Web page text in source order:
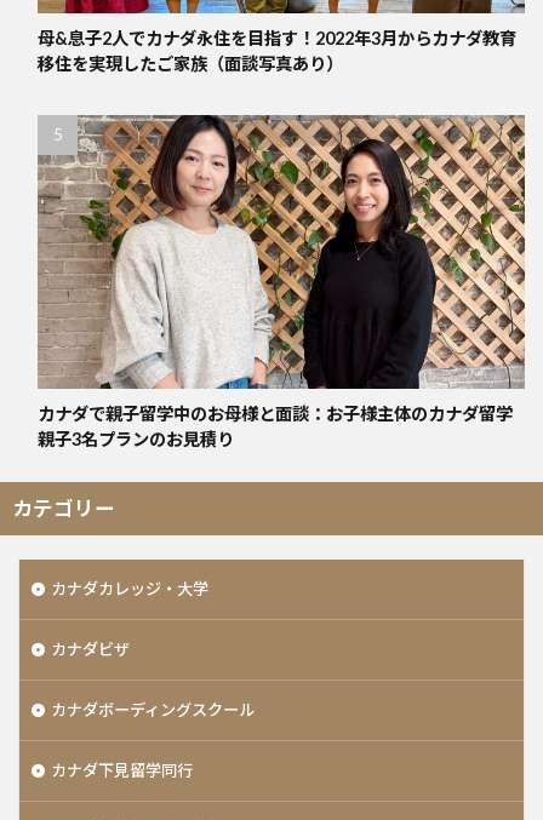
母&息子2人でカナダ永住を目指す！2022年3月からカナダ教育
移住を実現したご家族（面談写真あり）
カナダで親子留学中のお母様と面談：お子様主体のカナダ留学
親子3名プランのお見積り
カテゴリー
カナダカレッジ・大学
カナダビザ
カナダボーディングスクール
カナダ下見留学同行